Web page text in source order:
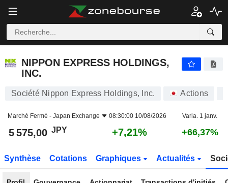
NIPPON EXPRESS HOLDINGS,
INC.
Société Nippon Express Holdings, Inc. Actions
Marché Fermé - Japan Exchange 08:30:00 10/08/2026 Varia. 1 janv.
5 575,00 JPY +7,21% +66,37%
Synthèse Cotations Graphiques Actualités